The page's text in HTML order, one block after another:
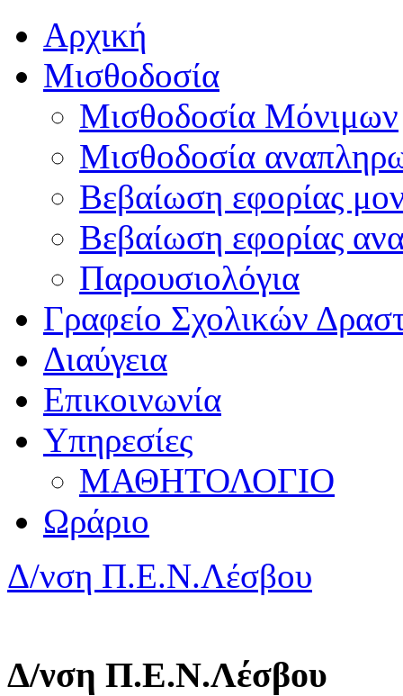
Αρχική
Μισθοδοσία
Μισθοδοσία Μόνιμων
Μισθοδοσία
Βεβαίωση εφορίας
Βεβαίωση εφορίας
Παρουσιολόγια
Γραφείο Σχολικών
Διαύγεια
Επικοινωνία
Υπηρεσίες
ΜΑΘΗΤΟΛΟΓΙΟ
Ωράριο
Δ/νση Π.Ε.Ν.Λέσβου
Δ/νση Π.Ε.Ν.Λέσβου